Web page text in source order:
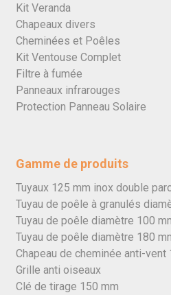
Kit Veranda
Chapeaux divers
Cheminées et Poêles
Kit Ventouse Complet
Filtre à fumée
Panneaux infrarouges
Protection Panneau Solaire
Gamme de produits
Tuyaux 125 mm inox double
Tuyau de poêle à granulés
Tuyau de poêle diamètre 100
Tuyau de poêle diamètre 180
Chapeau de cheminée anti-vent
Grille anti oiseaux
Clé de tirage 150 mm